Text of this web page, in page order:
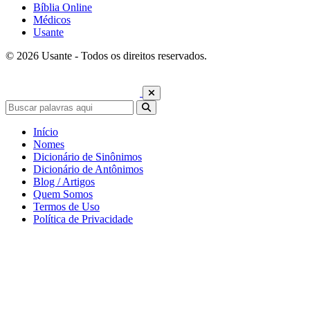
Bíblia Online
Médicos
Usante
© 2026 Usante - Todos os direitos reservados.
Início
Nomes
Dicionário de Sinônimos
Dicionário de Antônimos
Blog / Artigos
Quem Somos
Termos de Uso
Política de Privacidade